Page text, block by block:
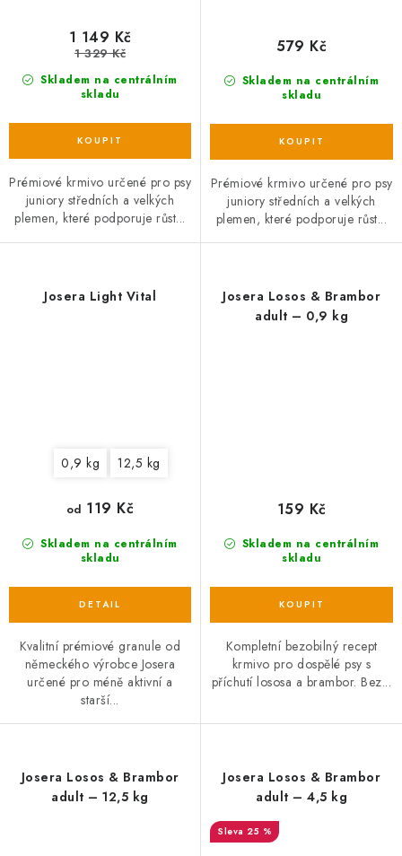
Skladem na centrálním
skladu
1 149 Kč
1 329 Kč
Prémiové krmivo určené pro psy
juniory středních a velkých
plemen, které podporuje růst...
Skladem na centrálním
skladu
579 Kč
Prémiové krmivo určené pro psy
juniory středních a velkých
plemen, které podporuje růst...
Josera Light Vital
0,9 kg 12,5 kg
Skladem na centrálním
skladu
od 119 Kč
Kvalitní prémiové granule od
německého výrobce Josera
určené pro méně aktivní a
starší...
Josera Losos & Brambor
adult – 0,9 kg
Skladem na centrálním
skladu
159 Kč
Kompletní bezobilný recept
krmivo pro dospělé psy s
příchutí lososa a brambor. Bez...
Josera Losos & Brambor
adult – 12,5 kg
Josera Losos & Brambor
adult – 4,5 kg
25 %